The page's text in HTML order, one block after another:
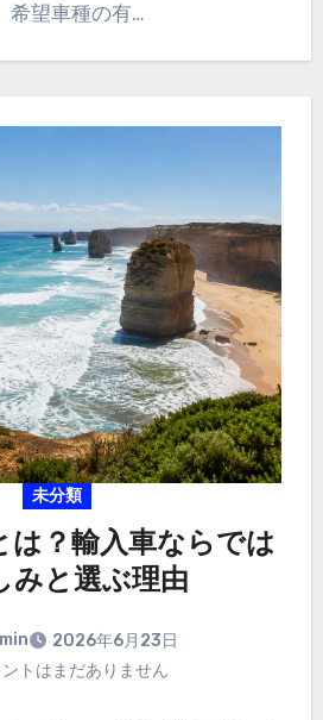
希望車種の有…
未分類
は？輸入車ならでは
みと選ぶ理由
2026年6月23日
ントはまだありません